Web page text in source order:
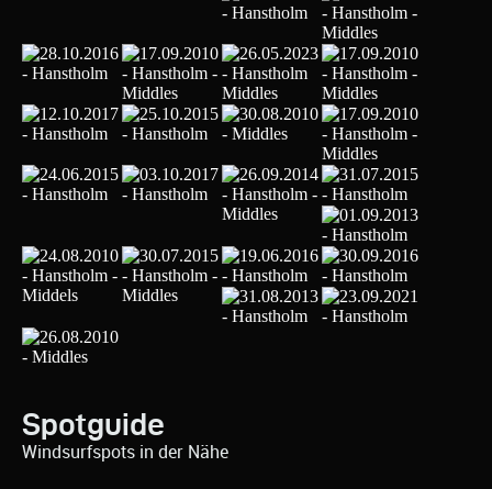
Spotguide
Windsurfspots in der Nähe